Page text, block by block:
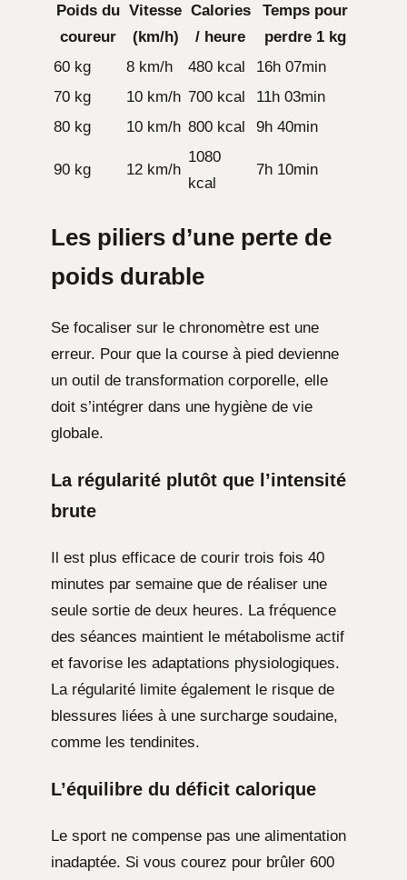
Poids du
coureur
Vitesse
(km/h)
Calories
/ heure
Temps pour
perdre 1 kg
60 kg
8 km/h 480 kcal
16h 07min
70 kg
10 km/h 700 kcal
11h 03min
80 kg
10 km/h 800 kcal 9h 40min
90 kg 12 km/h
1080
kcal
7h 10min
Les piliers d’une perte de
poids durable
Se focaliser sur le chronomètre est une
erreur. Pour que la course à pied devienne
un outil de transformation corporelle, elle
doit s’intégrer dans une hygiène de vie
globale.
La régularité plutôt que l’intensité
brute
Il est plus efficace de courir trois fois 40
minutes par semaine que de réaliser une
seule sortie de deux heures. La fréquence
des séances maintient le métabolisme actif
et favorise les adaptations physiologiques.
La régularité limite également le risque de
blessures liées à une surcharge soudaine,
comme les tendinites.
L’équilibre du déficit calorique
Le sport ne compense pas une alimentation
inadaptée. Si vous courez pour brûler 600